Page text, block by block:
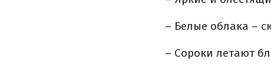
– Белые облака –
– Сороки летают